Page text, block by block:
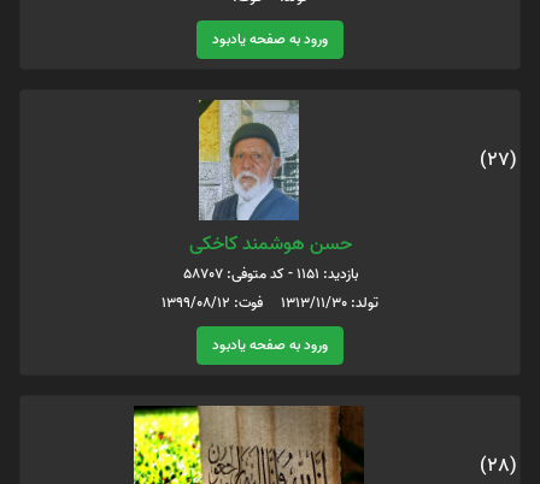
ورود به صفحه یادبود
(27)
حسن هوشمند کاخکی
بازدید: 1151 - کد متوفی: 58707
تولد: 1313/11/30 فوت: 1399/08/12
ورود به صفحه یادبود
(28)